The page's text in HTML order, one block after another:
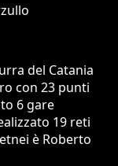
del Catania
con 23 punti
6 gare
19 reti
è Roberto